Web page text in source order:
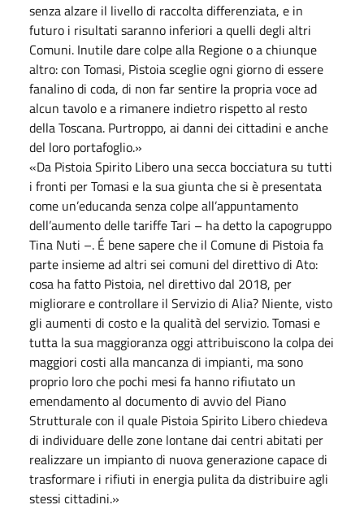
senza alzare il livello di raccolta differenziata, e in
futuro i risultati saranno inferiori a quelli degli altri
Comuni. Inutile dare colpe alla Regione o a chiunque
altro: con Tomasi, Pistoia sceglie ogni giorno di essere
fanalino di coda, di non far sentire la propria voce ad
alcun tavolo e a rimanere indietro rispetto al resto
della Toscana. Purtroppo, ai danni dei cittadini e anche
del loro portafoglio.»
«Da Pistoia Spirito Libero una secca bocciatura su tutti
i fronti per Tomasi e la sua giunta che si è presentata
come un’educanda senza colpe all’appuntamento
dell’aumento delle tariffe Tari – ha detto la capogruppo
Tina Nuti –. É bene sapere che il Comune di Pistoia fa
parte insieme ad altri sei comuni del direttivo di Ato:
cosa ha fatto Pistoia, nel direttivo dal 2018, per
migliorare e controllare il Servizio di Alia? Niente, visto
gli aumenti di costo e la qualità del servizio. Tomasi e
tutta la sua maggioranza oggi attribuiscono la colpa dei
maggiori costi alla mancanza di impianti, ma sono
proprio loro che pochi mesi fa hanno rifiutato un
emendamento al documento di avvio del Piano
Strutturale con il quale Pistoia Spirito Libero chiedeva
di individuare delle zone lontane dai centri abitati per
realizzare un impianto di nuova generazione capace di
trasformare i rifiuti in energia pulita da distribuire agli
stessi cittadini.»